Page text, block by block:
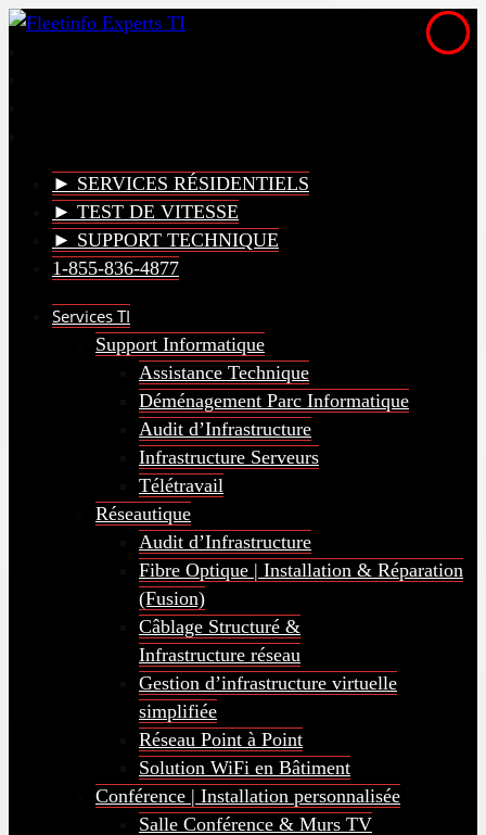
► SERVICES RÉSIDENTIELS
► TEST DE VITESSE
► SUPPORT TECHNIQUE
1-855-836-4877
Services TI
Support Informatique
Assistance Technique
Déménagement Parc Informatique
Audit d’Infrastructure
Infrastructure Serveurs
Télétravail
Réseautique
Audit d’Infrastructure
Fibre Optique | Installation & Réparation
(Fusion)
Câblage Structuré &
Infrastructure réseau
Gestion d’infrastructure virtuelle
simplifiée
Réseau Point à Point
Solution WiFi en Bâtiment
Conférence | Installation personnalisée
Salle Conférence & Murs TV